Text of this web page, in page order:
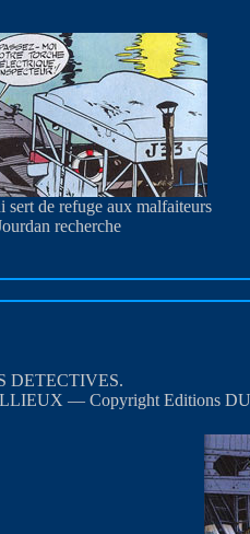
sert de refuge aux malfaiteurs
recherche
DETECTIVES.
— Copyright Editions